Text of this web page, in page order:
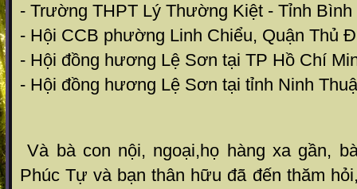
- Trường THPT Lý Thường Kiệt - Tỉnh Bình
- Hội CCB phường Linh Chiểu, Quận Thủ
- Hội đồng hương Lệ Sơn tại TP Hồ Chí
- Hội đồng hương Lệ Sơn tại tỉnh Ninh
Và bà con nội, ngoại,họ hàng xa gần,
Phúc Tự và bạn thân hữu đã đến thăm